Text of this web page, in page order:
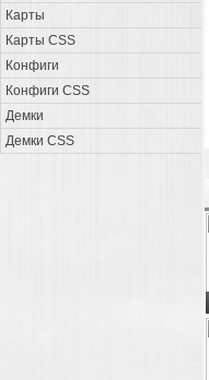
Карты
Карты CSS
Конфиги
Конфиги CSS
Демки
Демки CSS